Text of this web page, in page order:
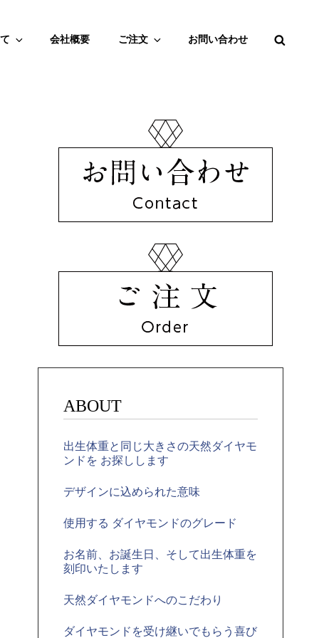
会社概要 ご注文 お問い合わせ
ABOUT
出生体重と同じ大きさの天然ダイヤモ
ンドを お探しします
デザインに込められた意味
使用する ダイヤモンドのグレード
お名前、お誕生日、そして出生体重を
刻印いたします
天然ダイヤモンドへのこだわり
ダイヤモンドを受け継いでもらう喜び